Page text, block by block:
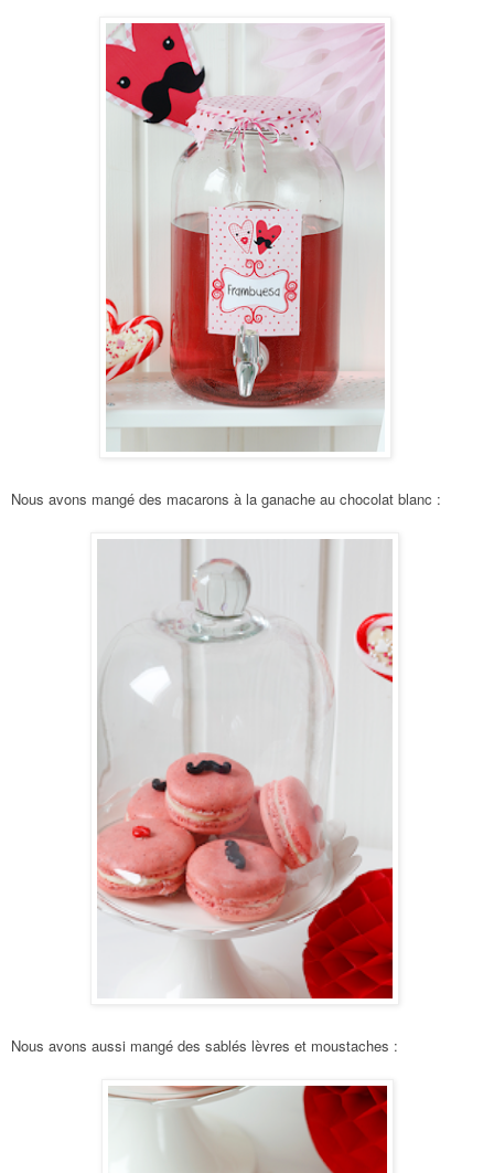
Nous avons mangé des macarons à la ganache au chocolat blanc :
Nous avons aussi mangé des sablés lèvres et moustaches :